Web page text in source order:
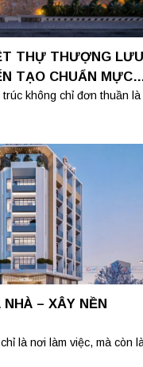
THỰ THƯỢNG LƯU
TẠO CHUẨN MỰC
không chỉ đơn thuần là
– XÂY NỀN
là nơi làm việc, mà còn